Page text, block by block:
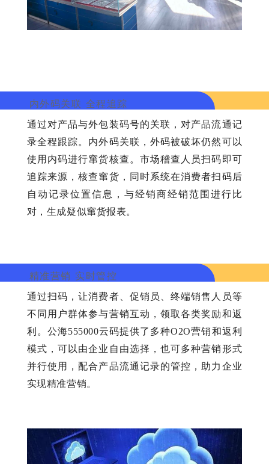
内外码关联 全程追踪
通过对产品与外包装码号的关联，对产品流通记
录全程跟踪。内外码关联，外码被破坏仍然可以
使用内码进行窜货核查。市场稽查人员扫码即可
追踪来源，核查窜货，同时系统在消费者扫码后
自动记录位置信息，与经销商经销范围进行比
对，生成疑似窜货报表。
精准营销 实时管控
通过扫码，让消费者、促销员、终端销售人员等
不同用户群体参与营销互动，领取各类奖励和返
利。公海555000云码提供了多种O2O营销和返利
模式，可以由企业自由选择，也可多种营销形式
并行使用，配合产品流通记录的管控，助力企业
实现精准营销。